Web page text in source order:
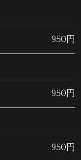
950円
950円
950円